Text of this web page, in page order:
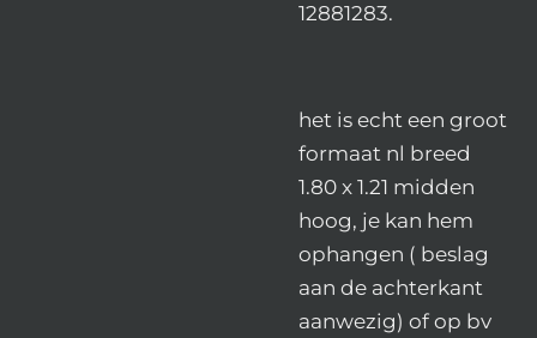
12881283.
het is echt een groot
formaat nl breed
1.80 x 1.21 midden
hoog, je kan hem
ophangen ( beslag
aan de achterkant
aanwezig) of op bv